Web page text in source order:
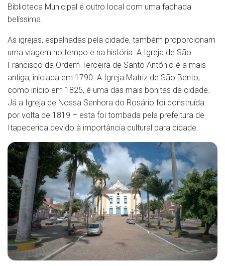
Biblioteca Municipal é outro local com uma fachada
belíssima.
As igrejas, espalhadas pela cidade, também proporcionam
uma viagem no tempo e na história. A Igreja de São
Francisco da Ordem Terceira de Santo Antônio é a mais
antiga, iniciada em 1790. A Igreja Matriz de São Bento,
como início em 1825, é uma das mais bonitas da cidade.
Já a Igreja de Nossa Senhora do Rosário foi construída
por volta de 1819 – esta foi tombada pela prefeitura de
Itapecerica devido à importância cultural para cidade.